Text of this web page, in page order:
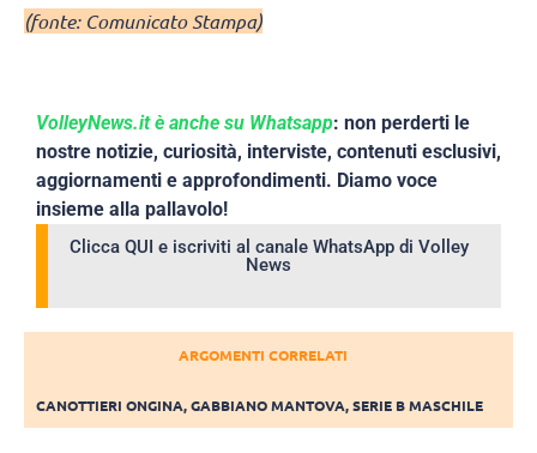
(fonte: Comunicato Stampa)
VolleyNews.it è anche su Whatsapp: non perderti le
nostre notizie, curiosità, interviste, contenuti esclusivi,
aggiornamenti e approfondimenti. Diamo voce
insieme alla pallavolo!
Clicca QUI e iscriviti al canale WhatsApp di Volley
News
ARGOMENTI CORRELATI
CANOTTIERI ONGINA,GABBIANO MANTOVA,SERIE B MASCHILE